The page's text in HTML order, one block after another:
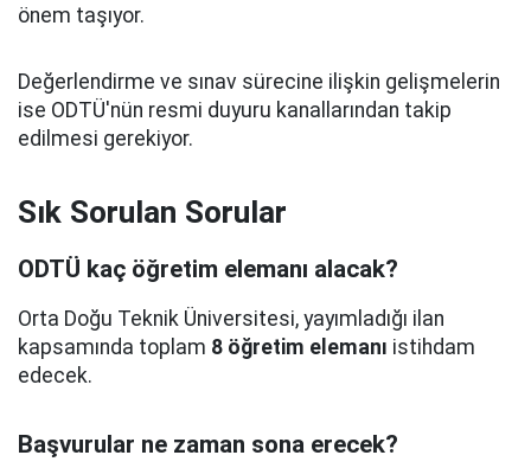
önem taşıyor.
Değerlendirme ve sınav sürecine ilişkin gelişmelerin
ise ODTÜ'nün resmi duyuru kanallarından takip
edilmesi gerekiyor.
Sık Sorulan Sorular
ODTÜ kaç öğretim elemanı alacak?
Orta Doğu Teknik Üniversitesi, yayımladığı ilan
kapsamında toplam 8 öğretim elemanı istihdam
edecek.
Başvurular ne zaman sona erecek?